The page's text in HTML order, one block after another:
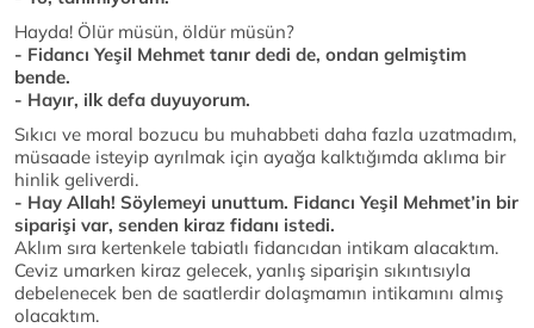
Hayda! Ölür müsün, öldür müsün?
- Fidancı Yeşil Mehmet tanır dedi de, ondan gelmiştim
bende.
- Hayır, ilk defa duyuyorum.
Sıkıcı ve moral bozucu bu muhabbeti daha fazla uzatmadım,
müsaade isteyip ayrılmak için ayağa kalktığımda aklıma bir
hinlik geliverdi.
- Hay Allah! Söylemeyi unuttum. Fidancı Yeşil Mehmet’in bir
siparişi var, senden kiraz fidanı istedi.
Aklım sıra kertenkele tabiatlı fidancıdan intikam alacaktım.
Ceviz umarken kiraz gelecek, yanlış siparişin sıkıntısıyla
debelenecek ben de saatlerdir dolaşmamın intikamını almış
olacaktım.